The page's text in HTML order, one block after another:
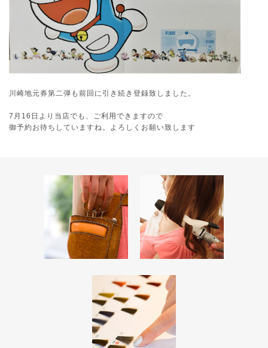
川崎地元券第二弾も前回に引き続き登録致しました。
7月16日より当店でも、ご利用できますので
御予約お待ちしていますね。よろしくお願い致します